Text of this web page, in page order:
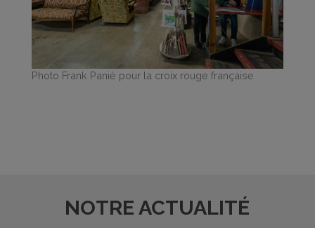
Photo Frank Panié pour la croix rouge française
NOTRE ACTUALITÉ